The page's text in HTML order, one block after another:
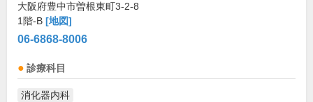
大阪府豊中市曽根東町3-2-8
1階-B [地図]
06-6868-8006
診療科目
消化器内科